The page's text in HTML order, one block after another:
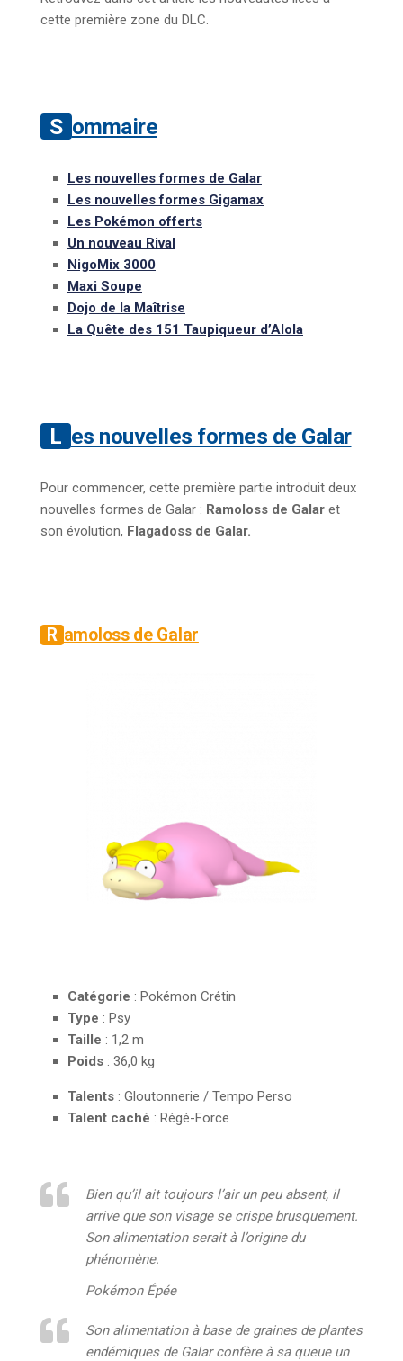
cette première zone du DLC.
Sommaire
Les nouvelles formes de Galar
Les nouvelles formes Gigamax
Les Pokémon offerts
Un nouveau Rival
NigoMix 3000
Maxi Soupe
Dojo de la Maîtrise
La Quête des 151 Taupiqueur d’Alola
Les nouvelles formes de Galar
Pour commencer, cette première partie introduit deux
nouvelles formes de Galar : Ramoloss de Galar et
son évolution, Flagadoss de Galar.
Ramoloss de Galar
Catégorie : Pokémon Crétin
Type : Psy
Taille : 1,2 m
Poids : 36,0 kg
Talents : Gloutonnerie / Tempo Perso
Talent caché : Régé-Force
Bien qu’il ait toujours l’air un peu absent, il
arrive que son visage se crispe brusquement.
Son alimentation serait à l’origine du
phénomène.
Pokémon Épée
Son alimentation à base de graines de plantes
endémiques de Galar confère à sa queue un